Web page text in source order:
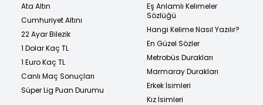
Ata Altın
Cumhuriyet Altını
22 Ayar Bilezik
1 Dolar Kaç TL
1 Euro Kaç TL
Canlı Maç Sonuçları
Süper Lig Puan Durumu
Eş Anlamlı Kelimeler
Sözlüğü
Hangi Kelime Nasıl Yazılır?
En Güzel Sözler
Metrobüs Durakları
Marmaray Durakları
Erkek İsimleri
Kız İsimleri